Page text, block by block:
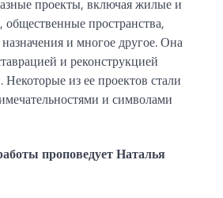
общественные пространства,
и многое другое. Она
и реконструкцией
из ее проектов стали
и символами
проповедует Наталья